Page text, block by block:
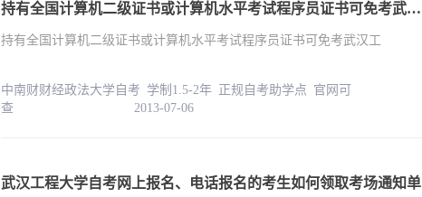
持有全国计算机二级证书或计算机水平考试程序员证书可免考武汉工
持有全国计算机二级证书或计算机水平考试程序员证书可免考武汉工
中南财财经政法大学自考 学制1.5-2年 正规自考助学点 官网可
查 2013-07-06
武汉工程大学自考网上报名、电话报名的考生如何领取考场通知单